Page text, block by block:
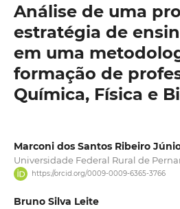
Análise de uma
estratégia de
em uma
formação de
Química, Física e
Marconi dos Santos Ribeiro
Universidade Federal Rural de
https://orcid.org/0009-0009-6365-3766
Bruno Silva Leite